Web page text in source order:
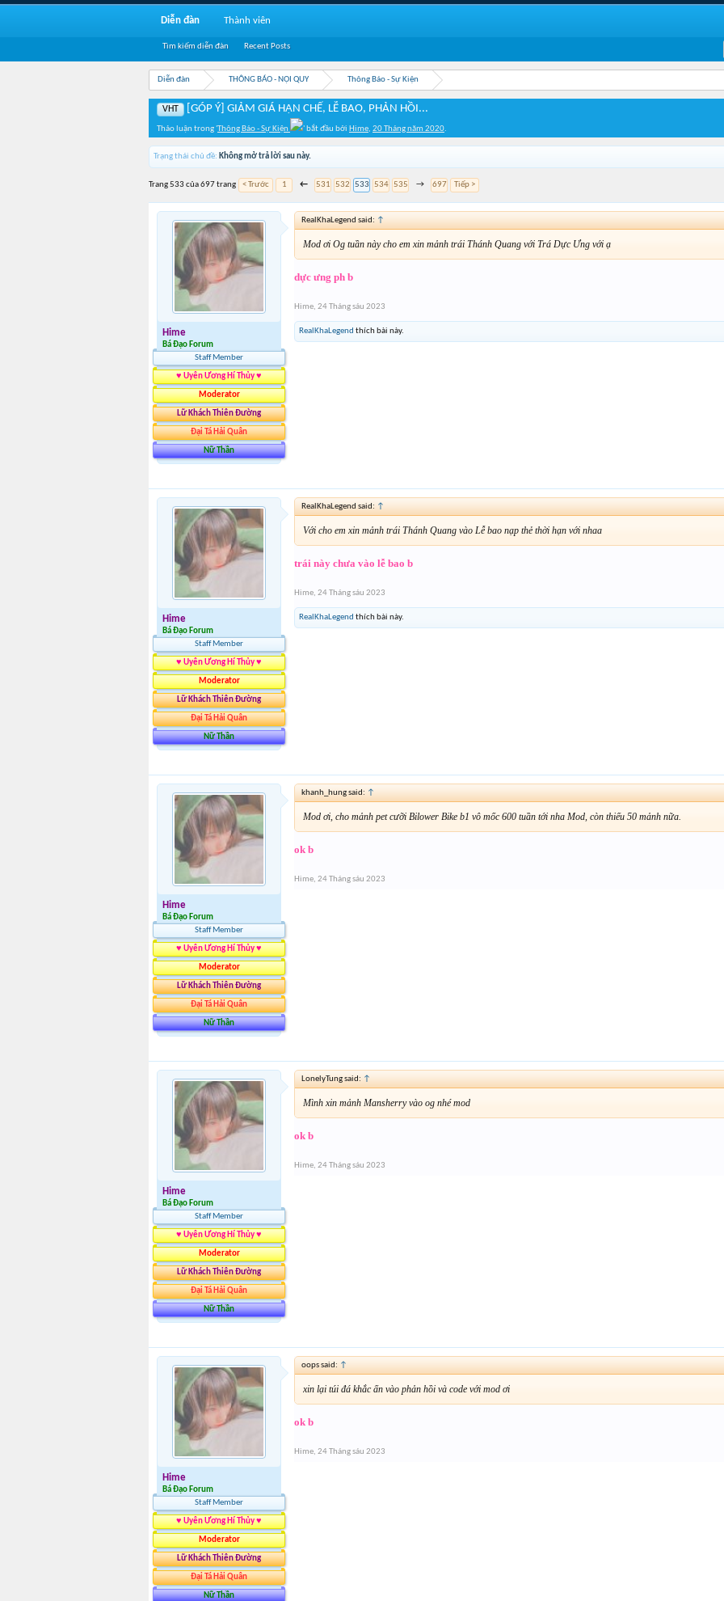
Diễn đàn THÔNG BÁO - NỘI QUY Thông Báo - Sự Kiện
VHT [GÓP Ý] GIẢM GIÁ HẠN CHẾ, LỄ BAO, PHẢN HỒI...
Thảo luận trong 'Thông Báo - Sự Kiện ' bắt đầu bởi Hime, 20 Tháng năm 2020.
Trạng thái chủ đề: Không mở trả lời sau này.
Trang 533 của 697 trang < Trước 1 ← 531 532 533 534 535 → 697 Tiếp >
Hime
Bá Đạo Forum
Staff Member
♥ Uyên Ương Hí Thủy ♥
Moderator
Lữ Khách Thiên Đường
Đại Tá Hải Quân
Nữ Thần
RealKhaLegend said: ↑
Mod ơi Og tuần này cho em xin mảnh trái Thánh Quang với Trá Dực Ưng với ạ
dực ưng ph b
Hime, 24 Tháng sáu 2023
RealKhaLegend thích bài này.
Hime
Bá Đạo Forum
Staff Member
♥ Uyên Ương Hí Thủy ♥
Moderator
Lữ Khách Thiên Đường
Đại Tá Hải Quân
Nữ Thần
RealKhaLegend said: ↑
Với cho em xin mảnh trái Thánh Quang vào Lễ bao nạp thẻ thời hạn với nhaa
trái này chưa vào lễ bao b
Hime, 24 Tháng sáu 2023
RealKhaLegend thích bài này.
Hime
Bá Đạo Forum
Staff Member
♥ Uyên Ương Hí Thủy ♥
Moderator
Lữ Khách Thiên Đường
Đại Tá Hải Quân
Nữ Thần
khanh_hung said: ↑
Mod ơi, cho mảnh pet cưỡi Bilower Bike b1 vô mốc 600 tuần tới nha Mod, còn thiếu 50 mảnh nữa.
ok b
Hime, 24 Tháng sáu 2023
Hime
Bá Đạo Forum
Staff Member
♥ Uyên Ương Hí Thủy ♥
Moderator
Lữ Khách Thiên Đường
Đại Tá Hải Quân
Nữ Thần
LonelyTung said: ↑
Mình xin mảnh Mansherry vào og nhé mod
ok b
Hime, 24 Tháng sáu 2023
Hime
Bá Đạo Forum
Staff Member
♥ Uyên Ương Hí Thủy ♥
Moderator
Lữ Khách Thiên Đường
Đại Tá Hải Quân
Nữ Thần
oops said: ↑
xin lại túi đá khắc ấn vào phản hồi và code với mod ơi
ok b
Hime, 24 Tháng sáu 2023
Diễn đàn
Tìm kiếm diễn đàn Recent Posts
Thành viên